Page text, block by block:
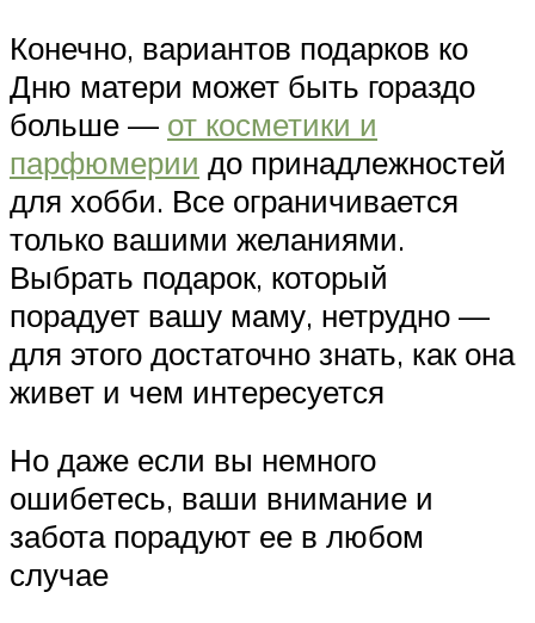
Конечно, вариантов подарков ко
Дню матери может быть гораздо
больше — от косметики и
парфюмерии до принадлежностей
для хобби. Все ограничивается
только вашими желаниями.
Выбрать подарок, который
порадует вашу маму, нетрудно —
для этого достаточно знать, как она
живет и чем интересуется
Но даже если вы немного
ошибетесь, ваши внимание и
забота порадуют ее в любом
случае